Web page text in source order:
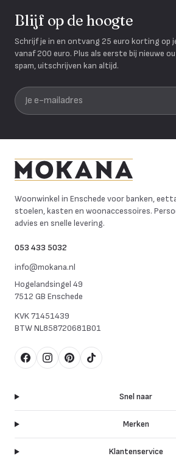
Blijf op de hoogte
Schrijf je in en ontvang 25 euro korting op
vanaf 200 euro. Plus als eerste bij nieuwe
spam, uitschrijven kan altijd.
Je e-mailadres
Woonwinkel in Enschede voor banken,
stoelen, kasten en woonaccessoires.
advies en snelle levering.
053 433 5032
info@mokana.nl
Hogelandsingel 49
7512 GB Enschede
KVK71451439
BTWNL858720681B01
FacebookInstagram
Pinterest
TikTok
Snel naar
Merken
Klantenservice